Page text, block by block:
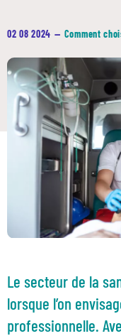
02 08 2024 — Comment
Le secteur de la
lorsque l’on
professionnelle.